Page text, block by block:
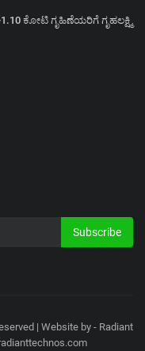
ಕೋಟಿ ಗೃಹಿಣೆಯರಿಗೆ ಗೃಹಲಕ್ಷ್ಮಿ
Subscribe
| Website by - Radiant